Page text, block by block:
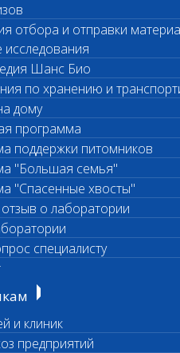
отбора и отправки
исследования
Шанс Био
по хранению и
дому
программа
поддержки питомников
"Большая семья"
"Спасенные хвосты"
о лаборатории
специалисту
и клиник
предприятий